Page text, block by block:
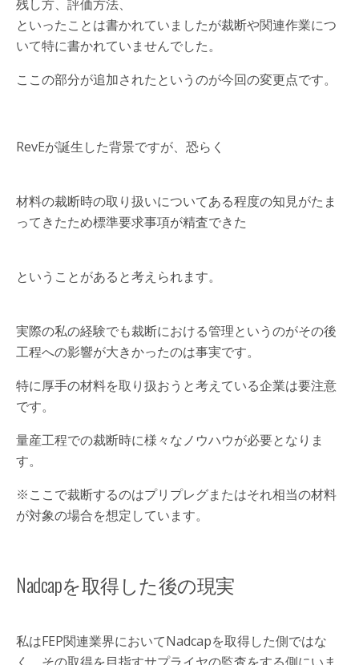
残し方、評価方法、
といったことは書かれていましたが裁断や関連作業につ
いて特に書かれていませんでした。
ここの部分が追加されたというのが今回の変更点です。
RevEが誕生した背景ですが、恐らく
材料の裁断時の取り扱いについてある程度の知見がたま
ってきたため標準要求事項が精査できた
ということがあると考えられます。
実際の私の経験でも裁断における管理というのがその後
工程への影響が大きかったのは事実です。
特に厚手の材料を取り扱おうと考えている企業は要注意
です。
量産工程での裁断時に様々なノウハウが必要となりま
す。
※ここで裁断するのはプリプレグまたはそれ相当の材料
が対象の場合を想定しています。
Nadcapを取得した後の現実
私はFEP関連業界においてNadcapを取得した側ではな